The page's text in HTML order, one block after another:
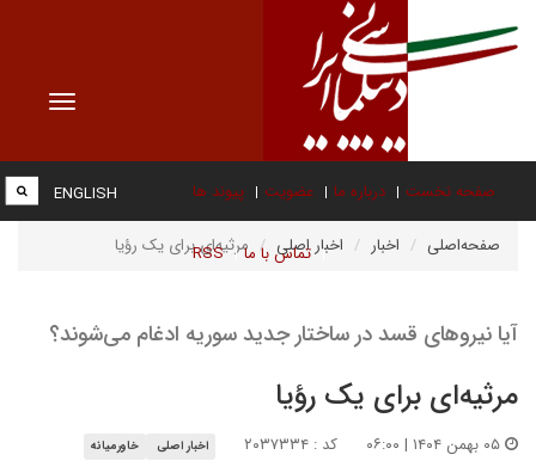
Toggle
صفحه نخست درباره ما عضویت پیوند ها
تماس با ما RSS
ENGLISH
صفحه‌اصلی اخبار اخبار اصلی مرثیه‌ای برای یک رؤیا
آیا نیروهای قسد در ساختار جدید سوریه ادغام می‌شوند؟
مرثیه‌ای برای یک رؤیا
کد : ۲۰۳۷۳۳۴ اخبار اصلی خاورمیانه